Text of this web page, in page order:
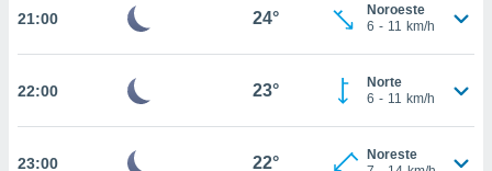
Puedes
web a
21:00 24°
Noroeste
6 - 11 km/h
22:00 23°
Norte
6 - 11 km/h
23:00 22°
Noreste